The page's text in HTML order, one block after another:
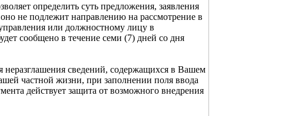
определить суть предложения, заявления
не подлежит направлению на рассмотрение в
или должностному лицу в
сообщено в течение семи (7) дней со дня
сведений, содержащихся в Вашем
частной жизни, при заполнении поля ввода
действует защита от возможного внедрения